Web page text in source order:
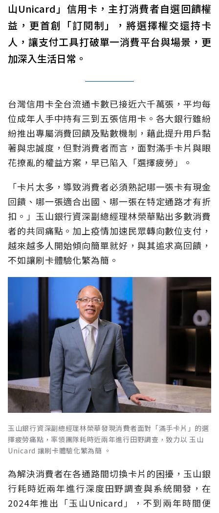
山Unicard」信用卡，主打消費者自選回饋權
益，更首創「訂閱制」，將選擇權交還持卡
人，讓支付工具打破單一消費平台與場景，更
加深入生活日常。
台灣信用卡全台流通卡數已接近六千萬張，平均每
位成年人手中持有三到五張信用卡。各大銀行雖紛
紛推出專屬消費回饋及點數機制，藉此提升用戶黏
著與忠誠度，但對消費者而言，面對滿手卡片與眼
花撩亂的權益方案，早已陷入「選擇疲勞」。
「卡片太多，導致消費者必須熟記哪一張卡有現金
回饋、哪一張適合出國、哪一張在特定通路才有折
扣。」玉山銀行資深副總經理林榮華點出多數消費
者的共同痛點。加上疫情加速民眾轉向數位支付，
越來越多人開始傾向簡單就好，與其追求高回饋，
不如讓刷卡體驗化繁為簡。
玉山銀行資深副總經理林榮華發現消費者面對「滿手卡片」的選
擇疲勞痛點，率領團隊耗時近兩年進行田野調查，致力以 玉山
Unicard 讓刷卡體驗化繁為簡 。
為解決消費者在各通路間切換卡片的困擾，玉山銀
行耗時近兩年進行深度田野調查與系統開發，在
2024年推出「玉山Unicard」，不到兩年時間便